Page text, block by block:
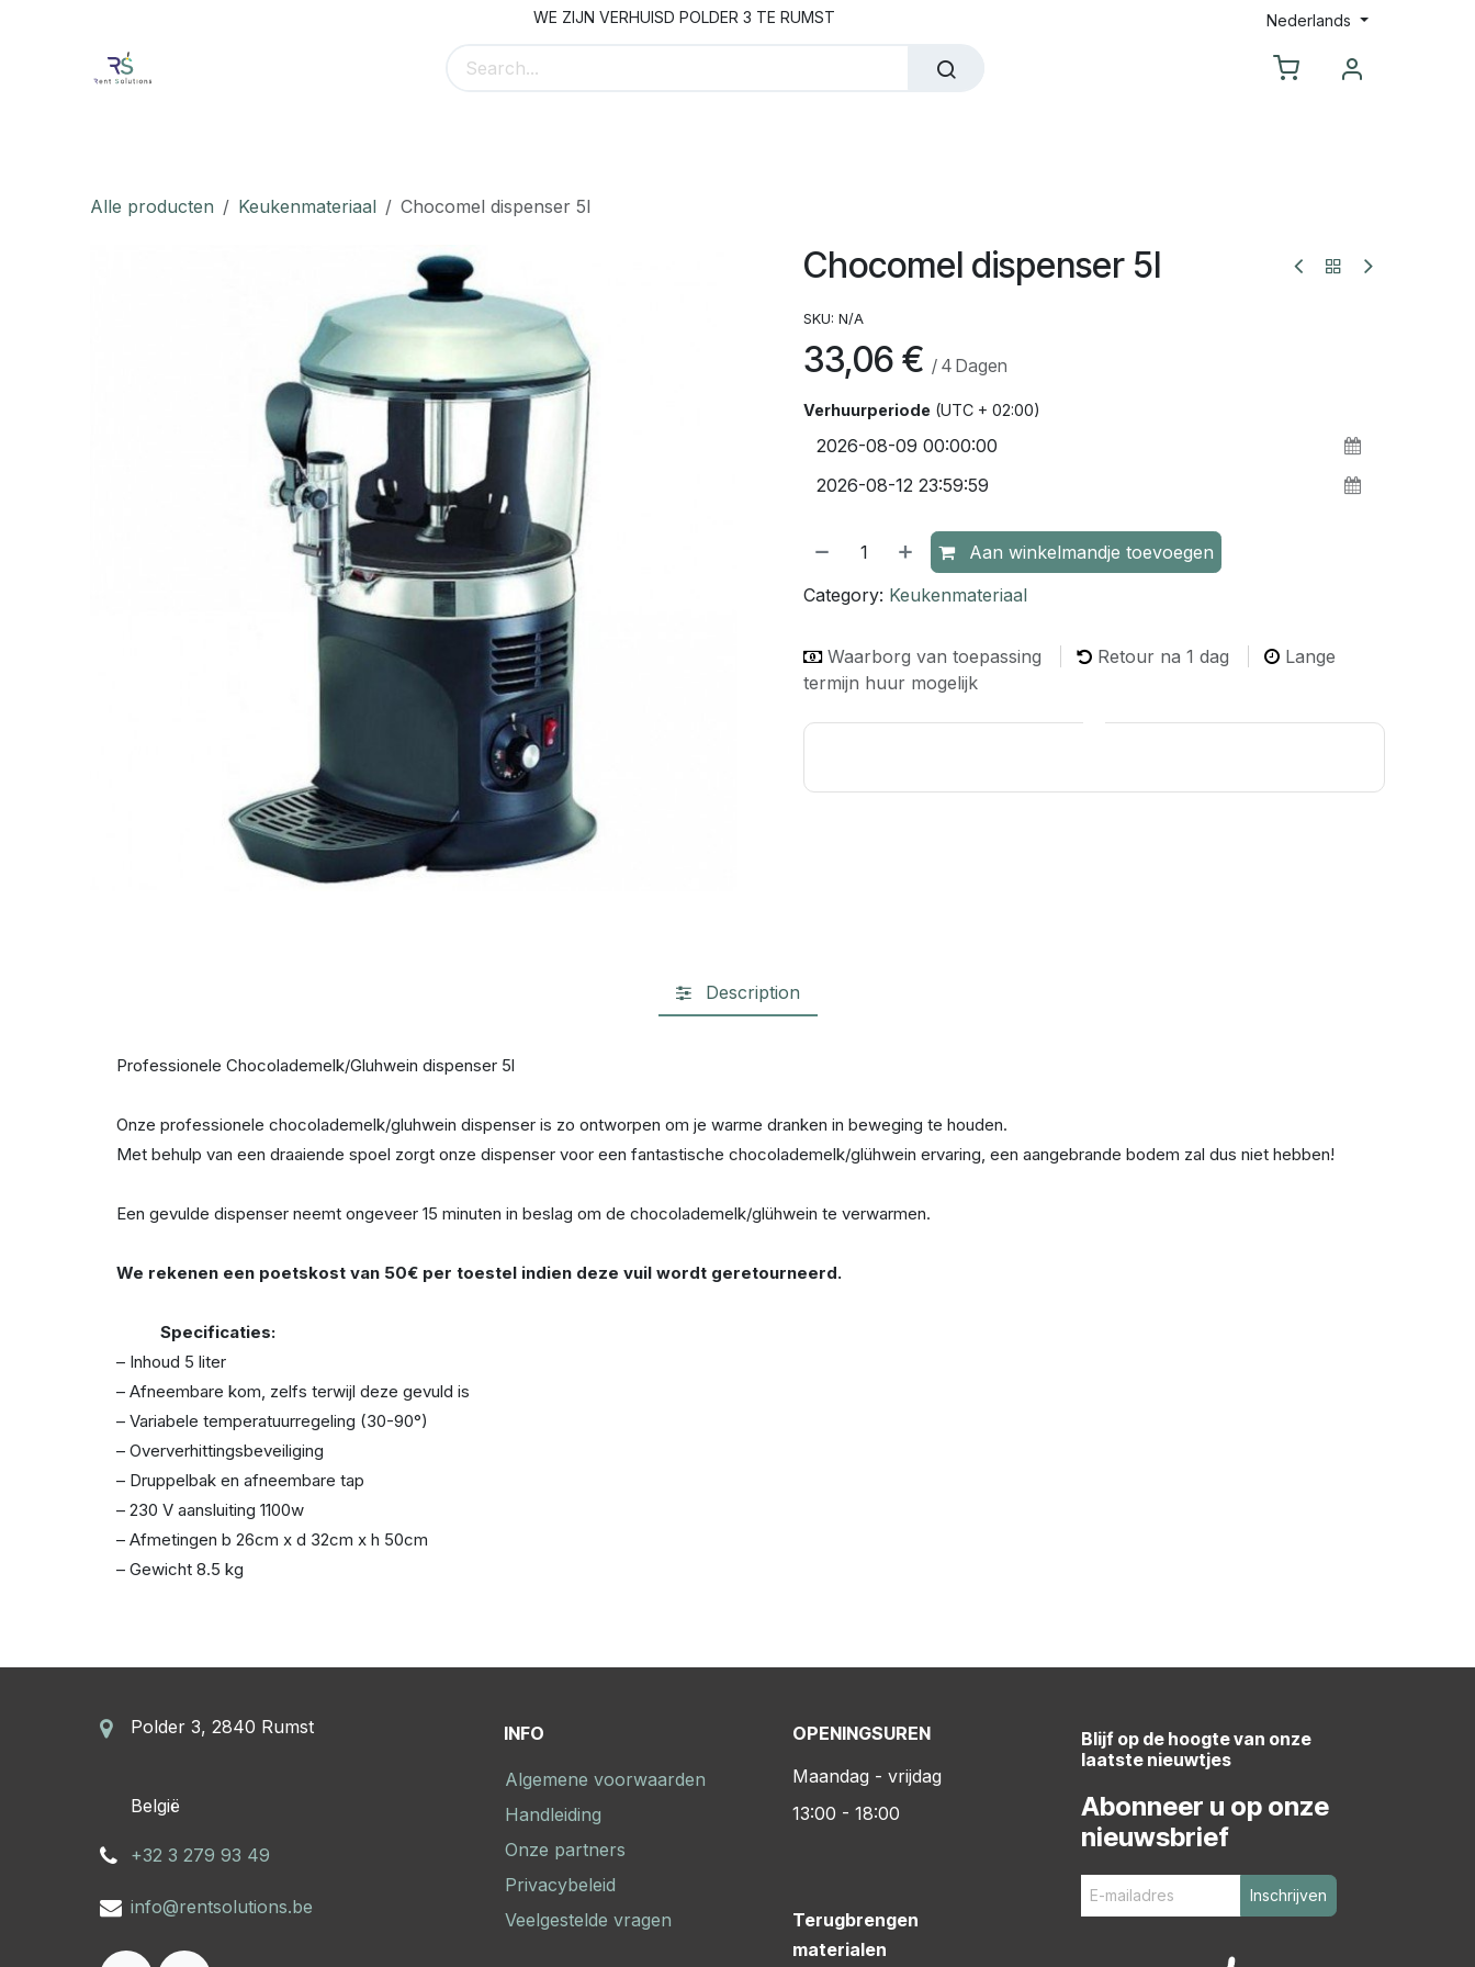
WE ZIJN VERHUISD POLDER 3 TE RUMST Nederlands
Alle producten Keukenmateriaal Chocomel dispenser 5l
Chocomel dispenser 5l
SKU: N/A
33,06 € / 4 Dagen
Verhuurperiode (UTC + 02:00)
Aan winkelmandje toevoegen
Category: Keukenmateriaal
Waarborg van toepassing Retour na 1 dag
Lange
termijn huur mogelijk
Description
Professionele Chocolademelk/Gluhwein dispenser 5l
Onze professionele chocolademelk/gluhwein dispenser is zo ontworpen om je warme dranken in beweging te houden.
Met behulp van een draaiende spoel zorgt onze dispenser voor een fantastische chocolademelk/glühwein ervaring, een aangebrande bodem zal dus niet hebben!
Een gevulde dispenser neemt ongeveer 15 minuten in beslag om de chocolademelk/glühwein te verwarmen.
We rekenen een poetskost van 50€ per toestel indien deze vuil wordt geretourneerd.
Specificaties:
– Inhoud 5 liter
– Afneembare kom, zelfs terwijl deze gevuld is
– Variabele temperatuurregeling (30-90°)
– Oververhittingsbeveiliging
– Druppelbak en afneembare tap
– 230 V aansluiting 1100w
– Afmetingen b 26cm x d 32cm x h 50cm
– Gewicht 8.5 kg
Polder 3, 2840 Rumst
​België
+32 3 279 93 49
info@rentsolutions.be
INFO
Algemene voorwaarden
Handleiding
Onze partners
Privacybeleid
Veelgestelde vragen
OPENINGSUREN
Maandag - vrijdag
13:00 - 18:00
Terugbrengen
materialen
Blijf op de hoogte van onze
laatste nieuwtjes
Abonneer u op onze
nieuwsbrief
Inschrijven